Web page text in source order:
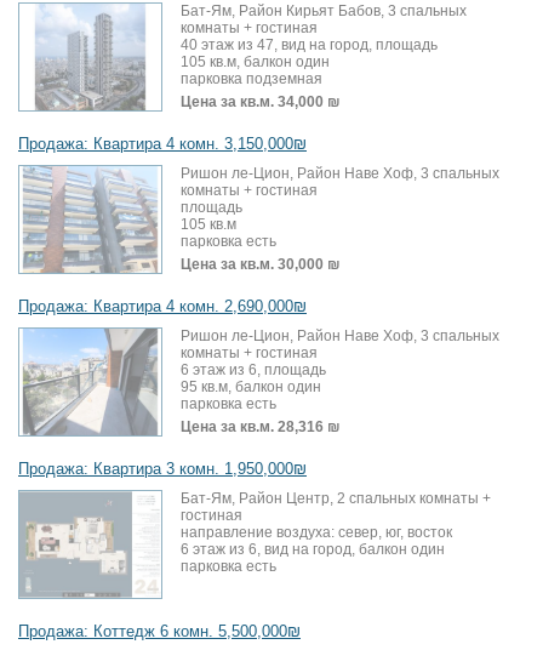
Бат-Ям, Район Кирьят Бабов, 3 спальных
комнаты + гостиная
40 этаж из 47, вид на город, площадь
105 кв.м, балкон один
парковка подземная
Цена за кв.м. 34,000 ₪
Продажа: Квартира 4 комн. 3,150,000₪
Ришон ле-Цион, Район Наве Хоф, 3 спальных
комнаты + гостиная
площадь
105 кв.м
парковка есть
Цена за кв.м. 30,000 ₪
Продажа: Квартира 4 комн. 2,690,000₪
Ришон ле-Цион, Район Наве Хоф, 3 спальных
комнаты + гостиная
6 этаж из 6, площадь
95 кв.м, балкон один
парковка есть
Цена за кв.м. 28,316 ₪
Продажа: Квартира 3 комн. 1,950,000₪
Бат-Ям, Район Центр, 2 спальных комнаты +
гостиная
направление воздуха: север, юг, восток
6 этаж из 6, вид на город, балкон один
парковка есть
Продажа: Коттедж 6 комн. 5,500,000₪